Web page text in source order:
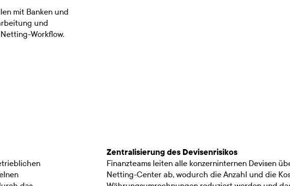
mit Banken und
und
Workflow.
Zentralisierung des Devisenrisikos
Finanzteams leiten alle konzerninternen Devisen
Netting-Center ab, wodurch die Anzahl und die